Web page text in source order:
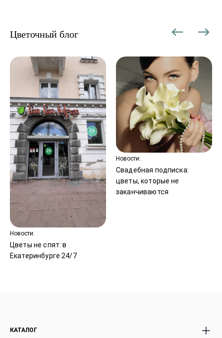
Новости:
Цветы не спят: в
Екатеринбурге 24/7
Новости:
Свадебная подписка:
цветы, которые не
заканчиваются
Цветочный блог
КАТАЛОГ